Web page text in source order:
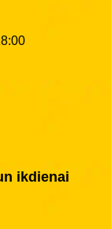
ikdienai